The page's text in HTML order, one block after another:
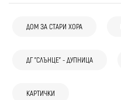
ДОМ ЗА СТАРИ ХОРА
ДГ "СЛЪНЦЕ" - ДУПНИЦА
КАРТИЧКИ